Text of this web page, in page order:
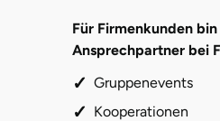
Für Firmenkunden
Ansprechpartner bei
Gruppenevents
Kooperationen